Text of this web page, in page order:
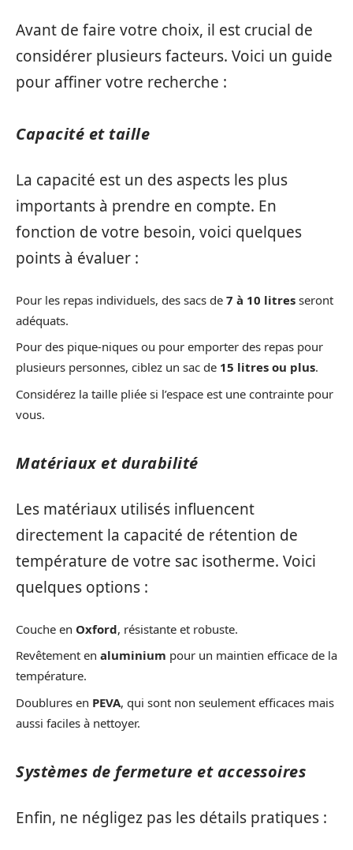
Avant de faire votre choix, il est crucial de
considérer plusieurs facteurs. Voici un guide
pour affiner votre recherche :
Capacité et taille
La capacité est un des aspects les plus
importants à prendre en compte. En
fonction de votre besoin, voici quelques
points à évaluer :
Pour les repas individuels, des sacs de 7 à 10 litres seront
adéquats.
Pour des pique-niques ou pour emporter des repas pour
plusieurs personnes, ciblez un sac de 15 litres ou plus.
Considérez la taille pliée si l’espace est une contrainte pour
vous.
Matériaux et durabilité
Les matériaux utilisés influencent
directement la capacité de rétention de
température de votre sac isotherme. Voici
quelques options :
Couche en Oxford, résistante et robuste.
Revêtement en aluminium pour un maintien efficace de la
température.
Doublures en PEVA, qui sont non seulement efficaces mais
aussi faciles à nettoyer.
Systèmes de fermeture et accessoires
Enfin, ne négligez pas les détails pratiques :